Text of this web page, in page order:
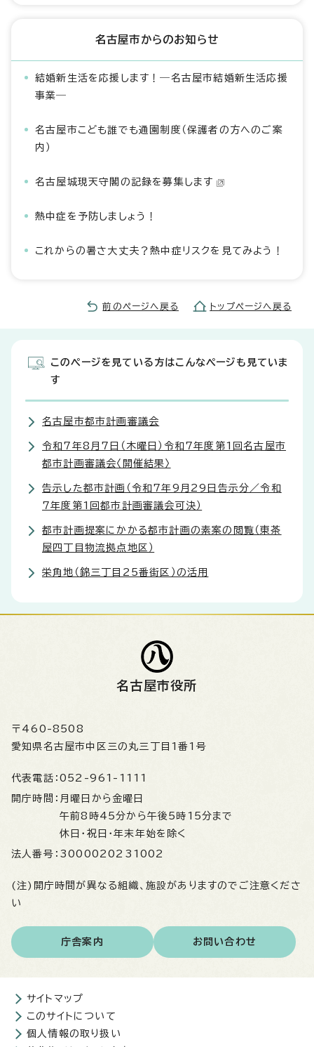
名古屋市からのお知らせ
結婚新生活を応援します！―名古屋市結婚新生活応援
事業―
名古屋市こども誰でも通園制度（保護者の方へのご案
内）
名古屋城現天守閣の記録を募集します
熱中症を予防しましょう！
これからの暑さ大丈夫？熱中症リスクを見てみよう！
前のページへ戻る トップページへ戻る
このページを見ている方はこんなページも見ていま
す
名古屋市都市計画審議会
令和7年8月7日（木曜日）令和7年度第1回名古屋市
都市計画審議会〈開催結果〉
告示した都市計画（令和7年9月29日告示分／令和
7年度第1回都市計画審議会可決）
都市計画提案にかかる都市計画の素案の閲覧（東茶
屋四丁目物流拠点地区）
栄角地（錦三丁目25番街区）の活用
名古屋市役所
〒460-8508
愛知県名古屋市中区三の丸三丁目1番1号
代表電話： 052-961-1111
開庁時間： 月曜日から金曜日
午前8時45分から午後5時15分まで
休日・祝日・年末年始を除く
法人番号： 3000020231002
(注)開庁時間が異なる組織、施設がありますのでご注意くださ
い
庁舎案内 お問い合わせ
サイトマップ
このサイトについて
個人情報の取り扱い